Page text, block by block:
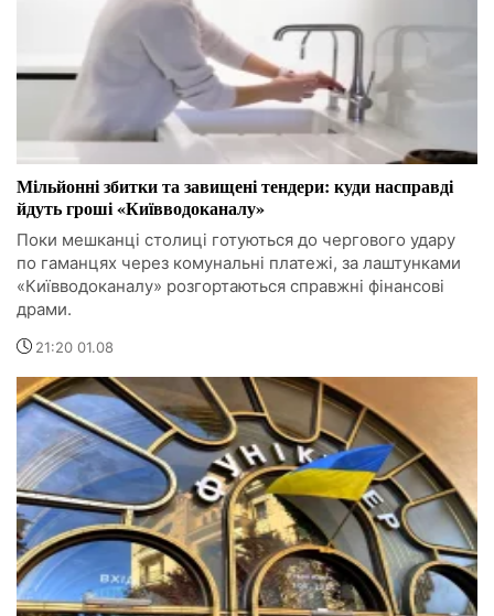
Мільйонні збитки та завищені тендери: куди насправді
йдуть гроші «Київводоканалу»
Поки мешканці столиці готуються до чергового удару
по гаманцях через комунальні платежі, за лаштунками
«Київводоканалу» розгортаються справжні фінансові
драми.
21:20 01.08